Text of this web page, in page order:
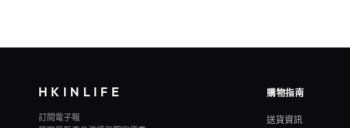
HKINLIFE
訂閱電子報
購物指南
送貨資訊